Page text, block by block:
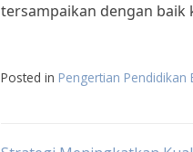
tersampaikan dengan baik
Posted in Pengertian Pendidikan